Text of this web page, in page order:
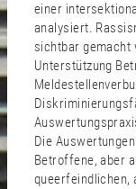
einer
analysiert.
sichtbar gemacht
Unterstützung
Die
Betroffene, aber
queerfeindlichen,